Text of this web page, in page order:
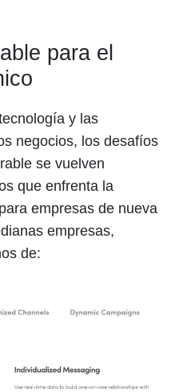
para el
y las
negocios, los desafíos
se vuelven
que enfrenta la
empresas de nueva
empresas,
de: